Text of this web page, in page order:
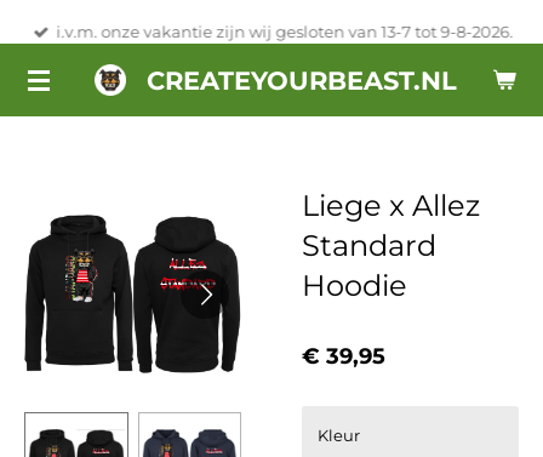
naar
CREATEYOURBEAST.NL
i.v.m. onze vakantie zijn wij gesloten van 13-7 tot 9-8-2026.
Liege x Allez
Standard
Hoodie
€ 39,95
Kleur